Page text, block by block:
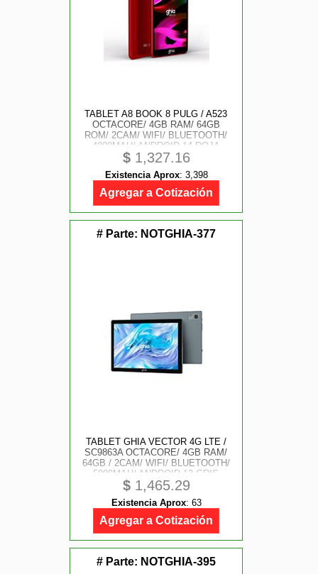
TABLET A8 BOOK 8 PULG / A523
OCTACORE/ 4GB RAM/ 64GB
ROM/ 2CAM/ WIFI/ BLUETOOTH/
4000MAH/ ANDROID 14 ROJA
$1,327.16
Existencia Aprox: 3,398
Agregar a Cotización
# Parte: NOTGHIA-377
TABLET GHIA VECTOR 4G LTE /
SC9863A OCTACORE/ 4GB RAM/
64GB / 2CAM/ WIFI/ BLUETOOTH/
5000MAH/ ANDROID 13 GRIS
$1,465.29
Existencia Aprox: 63
Agregar a Cotización
# Parte: NOTGHIA-395